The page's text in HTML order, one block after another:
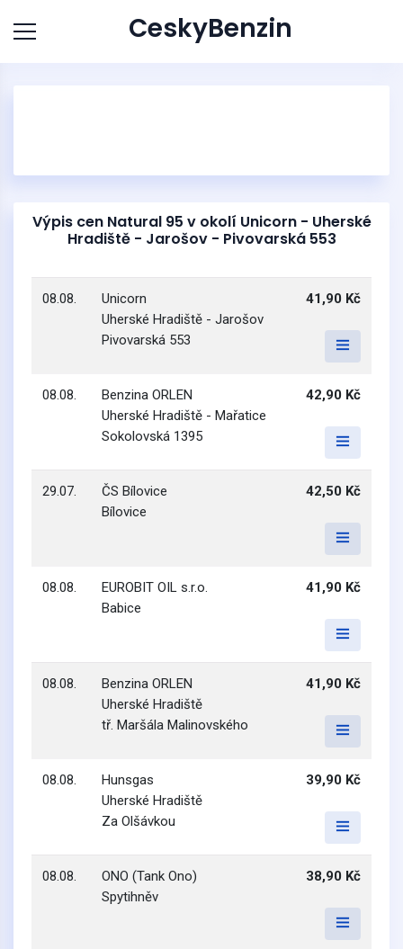
CeskyBenzin
Výpis cen Natural 95 v okolí Unicorn - Uherské
Hradiště - Jarošov - Pivovarská 553
08.08.
Unicorn
Uherské Hradiště - Jarošov
Pivovarská 553
41,90 Kč
08.08.
Benzina ORLEN
Uherské Hradiště - Mařatice
Sokolovská 1395
42,90 Kč
29.07.
ČS Bílovice
Bílovice
42,50 Kč
08.08.
EUROBIT OIL s.r.o.
Babice
41,90 Kč
08.08.
Benzina ORLEN
Uherské Hradiště
tř. Maršála Malinovského
41,90 Kč
08.08.
Hunsgas
Uherské Hradiště
Za Olšávkou
39,90 Kč
08.08.
ONO (Tank Ono)
Spytihněv
38,90 Kč